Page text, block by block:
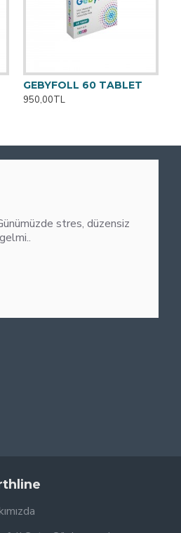
GEBYFOLL 60 TABLET
950,00TL
stres, düzensiz